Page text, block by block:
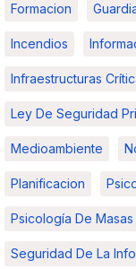
Formacion
Incendios
Infraestructuras
Ley De Seguridad
Medioambiente
Planificacion
Psicología De Masas
Seguridad De La